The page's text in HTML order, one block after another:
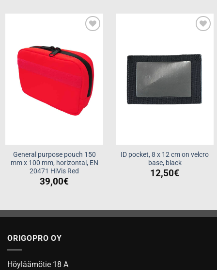
General purpose pouch 150
mm x 100 mm, horizontal, EN
20471 HiVis Red
39,00€
ID pocket, 8 x 12 cm on velcro
base, black
12,50€
ORIGOPRO OY
Höyläämötie 18 A